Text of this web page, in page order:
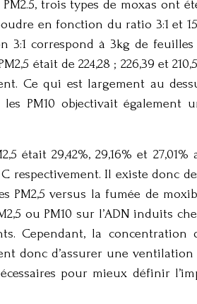
PM2.5, trois types de moxas ont
en fonction du ratio 3:1 et
correspond à 3kg de feuilles
était de 224,28 ; 226,39 et
Ce qui est largement au
PM10 objectivait également
était 29,42%, 29,16% et
respectivement. Il existe donc
PM2,5 versus la fumée de
ou PM10 sur l’ADN induits
Cependant, la
donc d’assurer une
pour mieux définir